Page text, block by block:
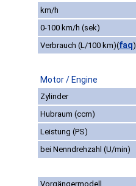
km/h
0-100 km/h (sek)
Verbrauch (L/100 km)(faq)
Motor / Engine
Zylinder
Hubraum (ccm)
Leistung (PS)
bei Nenndrehzahl (U/min)
Vorgängermodell